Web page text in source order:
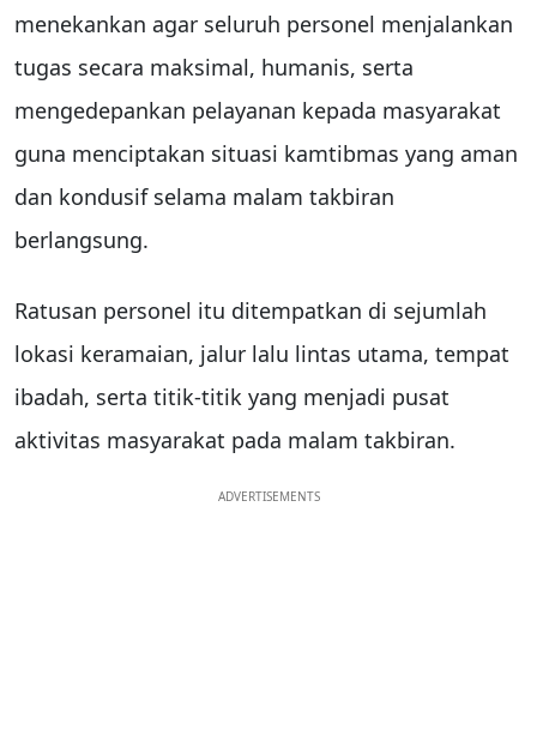
menekankan agar seluruh personel menjalankan
tugas secara maksimal, humanis, serta
mengedepankan pelayanan kepada masyarakat
guna menciptakan situasi kamtibmas yang aman
dan kondusif selama malam takbiran
berlangsung.
Ratusan personel itu ditempatkan di sejumlah
lokasi keramaian, jalur lalu lintas utama, tempat
ibadah, serta titik-titik yang menjadi pusat
aktivitas masyarakat pada malam takbiran.
ADVERTISEMENTS